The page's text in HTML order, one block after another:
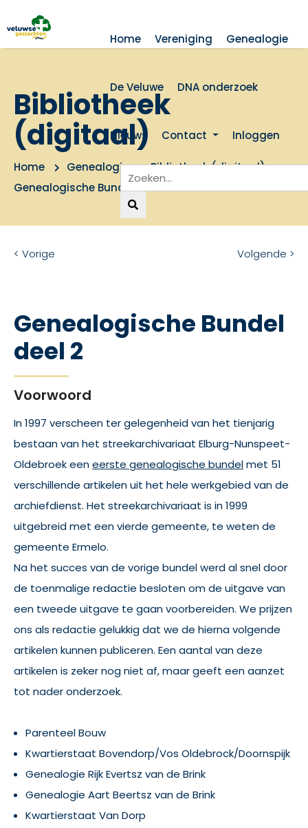
Home Vereniging Genealogie
De Veluwe DNA onderzoek
Nieuws Contact Inloggen
Bibliotheek
(digitaal)
Home Genealogie
Bibliotheek (digitaal)
Genealogische Bundel deel 2
< Vorige Volgende >
Genealogische Bundel
deel 2
Voorwoord
In 1997 verscheen ter gelegenheid van het tienjarig
bestaan van het streekarchivariaat Elburg-Nunspeet-
Oldebroek eeneerste genealogische bundelmet 51
verschillende artikelen uit het hele werkgebied van de
archiefdienst. Het streekarchivariaat is in 1999
uitgebreid met een vierde gemeente, te weten de
gemeente Ermelo.
Na het succes van de vorige bundel werd al snel door
de toenmalige redactie besloten om de uitgave van
een tweede uitgave te gaan voorbereiden. We prijzen
ons als redactie gelukkig dat we de hierna volgende
artikelen kunnen publiceren. Een aantal van deze
artikelen is zeker nog niet af, maar geeft een aanzet
tot nader onderzoek.
Parenteel Bouw
Kwartierstaat Bovendorp/Vos Oldebrock/Doornspijk
Genealogie Rijk Evertsz van de Brink
Genealogie Aart Beertsz van de Brink
Kwartierstaat Van Dorp